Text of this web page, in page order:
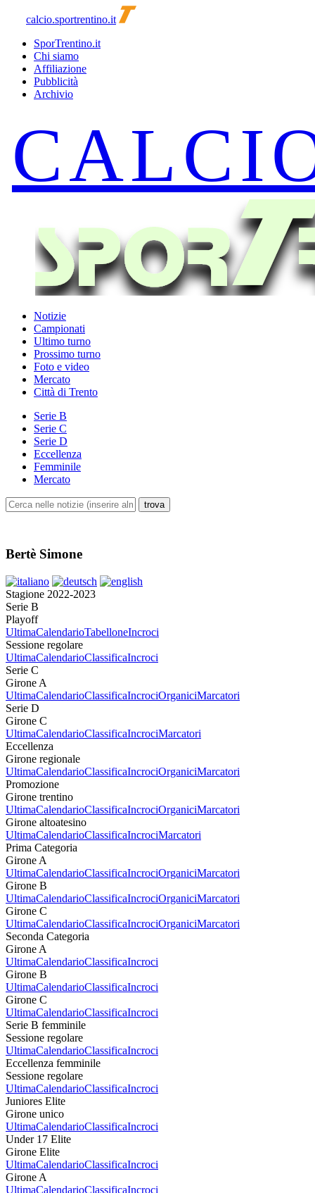
calcio.sportrentino.it
SporTrentino.it
Chi siamo
Affiliazione
Pubblicità
Archivio
Notizie
Campionati
Ultimo turno
Prossimo turno
Foto e video
Mercato
Città di Trento
Serie B
Serie C
Serie D
Eccellenza
Femminile
Mercato
Bertè Simone
Stagione 2022-2023
Serie B
Playoff
UltimaCalendarioTabelloneIncroci
Sessione regolare
UltimaCalendarioClassificaIncroci
Serie C
Girone A
UltimaCalendarioClassificaIncrociOrganiciMarcatori
Serie D
Girone C
UltimaCalendarioClassificaIncrociMarcatori
Eccellenza
Girone regionale
UltimaCalendarioClassificaIncrociOrganiciMarcatori
Promozione
Girone trentino
UltimaCalendarioClassificaIncrociOrganiciMarcatori
Girone altoatesino
UltimaCalendarioClassificaIncrociMarcatori
Prima Categoria
Girone A
UltimaCalendarioClassificaIncrociOrganiciMarcatori
Girone B
UltimaCalendarioClassificaIncrociOrganiciMarcatori
Girone C
UltimaCalendarioClassificaIncrociOrganiciMarcatori
Seconda Categoria
Girone A
UltimaCalendarioClassificaIncroci
Girone B
UltimaCalendarioClassificaIncroci
Girone C
UltimaCalendarioClassificaIncroci
Serie B femminile
Sessione regolare
UltimaCalendarioClassificaIncroci
Eccellenza femminile
Sessione regolare
UltimaCalendarioClassificaIncroci
Juniores Elite
Girone unico
UltimaCalendarioClassificaIncroci
Under 17 Elite
Girone Elite
UltimaCalendarioClassificaIncroci
Girone A
UltimaCalendarioClassificaIncroci